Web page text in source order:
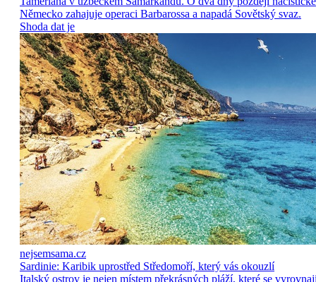
Německo zahajuje operaci Barbarossa a napadá Sovětský svaz.
Shoda dat je
nejsemsama.cz
Sardinie: Karibik uprostřed Středomoří, který vás okouzlí
Italský ostrov je nejen místem překrásných pláží, které se